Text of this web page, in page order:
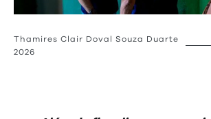
Thamires Clair Doval Souza Duarte
2026